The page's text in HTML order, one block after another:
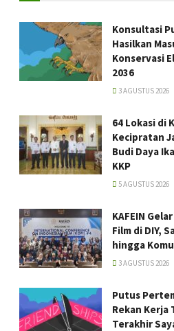
Konsultasi
Hasilkan
Konservasi
2036
3 AGUSTUS 2026
64 Lokasi di
Kecipratan
Budi Daya
KKP
5 AGUSTUS 2026
KAFEIN
Film di DIY,
hingga
3 AGUSTUS 2026
Putus
Rekan Kerja
Terakhir